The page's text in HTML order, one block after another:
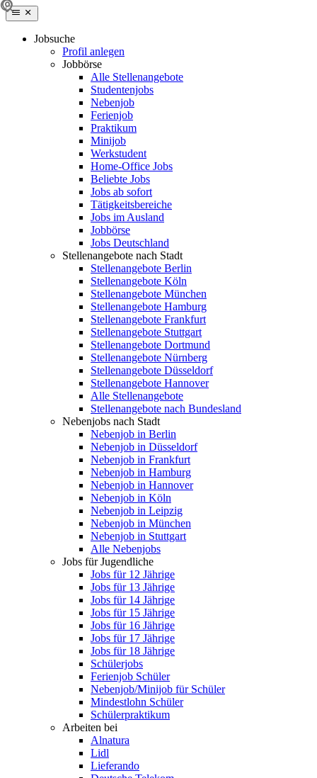
Jobsuche
Profil anlegen
Jobbörse
Alle Stellenangebote
Studentenjobs
Nebenjob
Ferienjob
Praktikum
Minijob
Werkstudent
Home-Office Jobs
Beliebte Jobs
Jobs ab sofort
Tätigkeitsbereiche
Jobs im Ausland
Jobbörse
Jobs Deutschland
Stellenangebote nach Stadt
Stellenangebote Berlin
Stellenangebote Köln
Stellenangebote München
Stellenangebote Hamburg
Stellenangebote Frankfurt
Stellenangebote Stuttgart
Stellenangebote Dortmund
Stellenangebote Nürnberg
Stellenangebote Düsseldorf
Stellenangebote Hannover
Alle Stellenangebote
Stellenangebote nach Bundesland
Nebenjobs nach Stadt
Nebenjob in Berlin
Nebenjob in Düsseldorf
Nebenjob in Frankfurt
Nebenjob in Hamburg
Nebenjob in Hannover
Nebenjob in Köln
Nebenjob in Leipzig
Nebenjob in München
Nebenjob in Stuttgart
Alle Nebenjobs
Jobs für Jugendliche
Jobs für 12 Jährige
Jobs für 13 Jährige
Jobs für 14 Jährige
Jobs für 15 Jährige
Jobs für 16 Jährige
Jobs für 17 Jährige
Jobs für 18 Jährige
Schülerjobs
Ferienjob Schüler
Nebenjob/Minijob für Schüler
Mindestlohn Schüler
Schülerpraktikum
Arbeiten bei
Alnatura
Lidl
Lieferando